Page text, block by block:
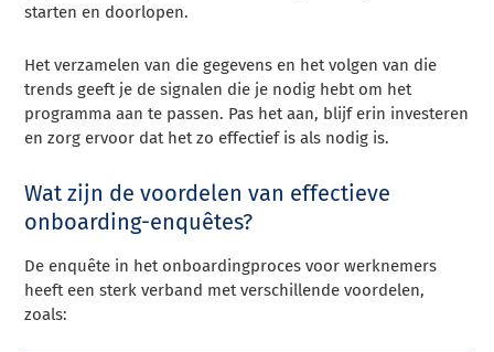
starten en doorlopen.
Het verzamelen van die gegevens en het volgen van die
trends geeft je de signalen die je nodig hebt om het
programma aan te passen. Pas het aan, blijf erin investeren
en zorg ervoor dat het zo effectief is als nodig is.
Wat zijn de voordelen van effectieve
onboarding-enquêtes?
De enquête in het onboardingproces voor werknemers
heeft een sterk verband met verschillende voordelen,
zoals: